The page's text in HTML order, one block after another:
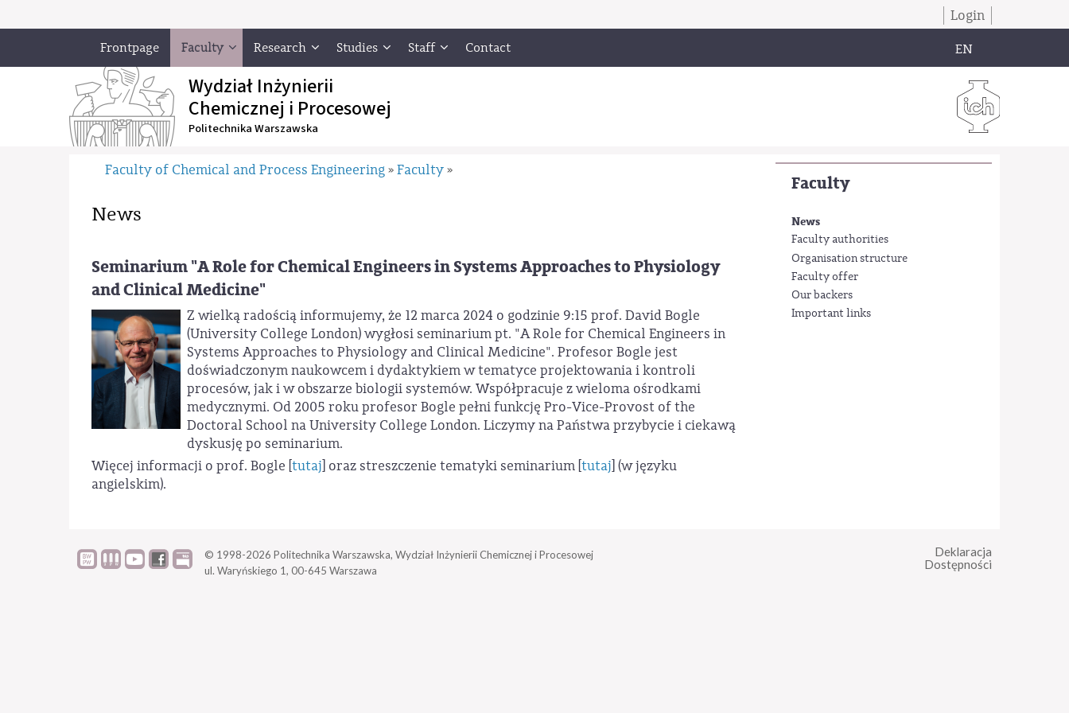
Login
Frontpage Faculty Research Studies Staff Contact EN
Wydział Inżynierii
Chemicznej i Procesowej
Politechnika Warszawska
Faculty
News
Faculty authorities
Organisation structure
Faculty offer
Our backers
Important links
Faculty of Chemical and Process Engineering » Faculty »
News
Seminarium "A Role for Chemical Engineers in Systems Approaches to Physiology
and Clinical Medicine"
Z wielką radością informujemy, że 12 marca 2024 o godzinie 9:15 prof. David Bogle
(University College London) wygłosi seminarium pt. "A Role for Chemical Engineers in
Systems Approaches to Physiology and Clinical Medicine". Profesor Bogle jest
doświadczonym naukowcem i dydaktykiem w tematyce projektowania i kontroli
procesów, jak i w obszarze biologii systemów. Współpracuje z wieloma ośrodkami
medycznymi. Od 2005 roku profesor Bogle pełni funkcję Pro-Vice-Provost of the
Doctoral School na University College London. Liczymy na Państwa przybycie i ciekawą
dyskusję po seminarium.
Więcej informacji o prof. Bogle [tutaj] oraz streszczenie tematyki seminarium [tutaj] (w języku
angielskim).
© 1998-2026 Politechnika Warszawska, Wydział Inżynierii Chemicznej i Procesowej
ul. Waryńskiego 1, 00-645 Warszawa
Deklaracja
Dostępności